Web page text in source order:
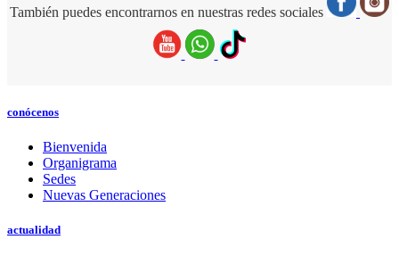
También puedes encontrarnos en nuestras redes sociales
conócenos
Bienvenida
Organigrama
Sedes
Nuevas Generaciones
actualidad